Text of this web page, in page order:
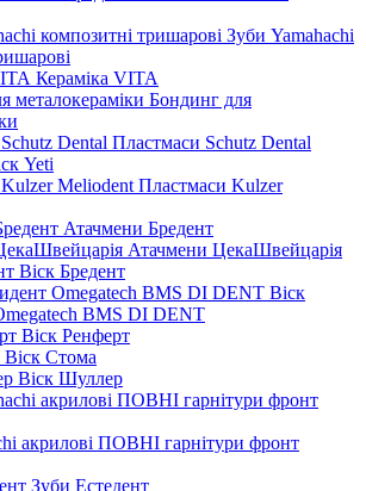
Зуби Yamahachi
Кераміка VITA
Бондинг для
Пластмаси Schutz Dental
Yeti
Пластмаси Kulzer
Атачмени Бредент
Атачмени ЦекаШвейцарія
Віск Бредент
Віск
BMS DI DENT
Віск Ренферт
Віск Стома
Віск Шуллер
акрилові ПОВНІ гарнітури фронт
Зуби Естедент